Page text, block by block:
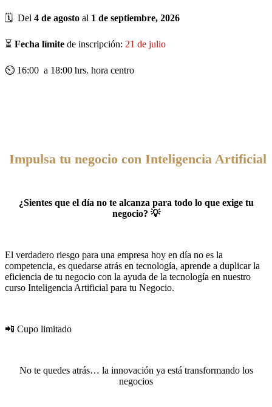
🗓 Del 4 de agosto al 1 de septiembre, 2026
⏳ Fecha límite de inscripción: 21 de julio
⏲ 16:00 a 18:00 hrs. hora centro
Impulsa tu negocio con Inteligencia Artificial
¿Sientes que el día no te alcanza para todo lo que exige tu
negocio? 💡
El verdadero riesgo para una empresa hoy en día no es la
competencia, es quedarse atrás en tecnología, aprende a duplicar la
eficiencia de tu negocio con la ayuda de la tecnología en nuestro
curso Inteligencia Artificial para tu Negocio.
📲 Cupo limitado
No te quedes atrás… la innovación ya está transformando los
negocios